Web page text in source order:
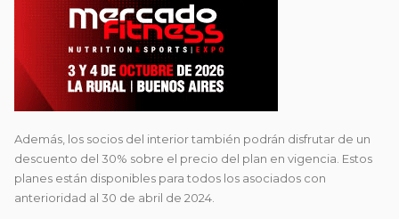
Además, los socios del interior también podrán disfrutar de un
descuento del 30% sobre el precio del plan en vigencia. Estos
planes están disponibles para todos los asociados con
anterioridad al 30 de abril de 2024.